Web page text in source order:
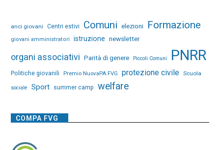
anci giovani Centri estivi Comuni elezioni Formazione
giovani amministratori istruzione newsletter
organi associativi Parità di genere Piccoli Comuni PNRR
Politiche giovanili Premio NuovaPA FVG protezione civile Scuola
sociale Sport summer camp welfare
COMPA FVG